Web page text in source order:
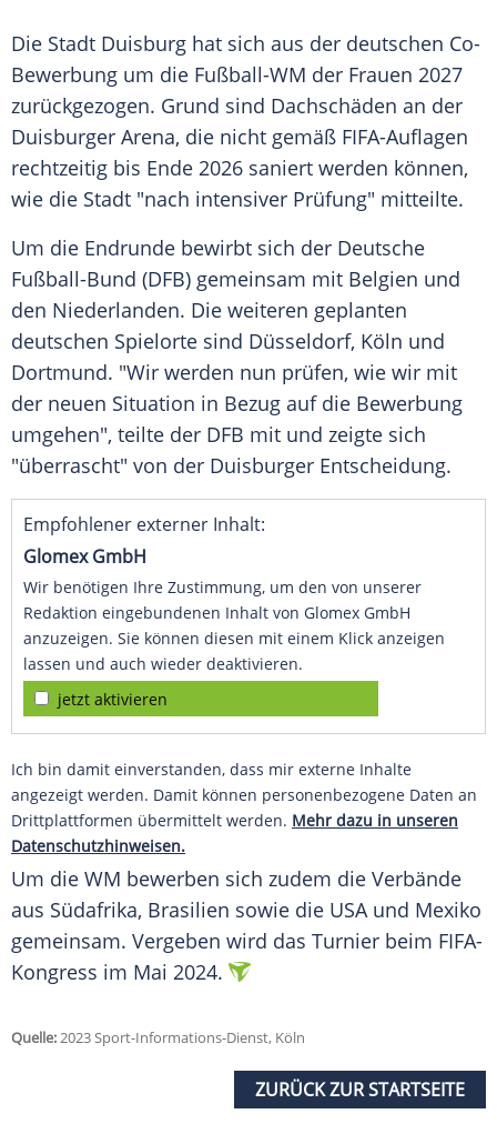
Die Stadt Duisburg hat sich aus der deutschen Co-
Bewerbung um die Fußball-WM der Frauen 2027
zurückgezogen. Grund sind Dachschäden an der
Duisburger Arena, die nicht gemäß FIFA-Auflagen
rechtzeitig bis Ende 2026 saniert werden können,
wie die Stadt "nach intensiver Prüfung" mitteilte.
Um die Endrunde bewirbt sich der Deutsche
Fußball-Bund (DFB) gemeinsam mit Belgien und
den Niederlanden. Die weiteren geplanten
deutschen Spielorte sind Düsseldorf, Köln und
Dortmund. "Wir werden nun prüfen, wie wir mit
der neuen Situation in Bezug auf die Bewerbung
umgehen", teilte der DFB mit und zeigte sich
"überrascht" von der Duisburger Entscheidung.
Empfohlener externer Inhalt:
Glomex GmbH
Wir benötigen Ihre Zustimmung, um den von unserer
Redaktion eingebundenen Inhalt von Glomex GmbH
anzuzeigen. Sie können diesen mit einem Klick anzeigen
lassen und auch wieder deaktivieren.
jetzt aktivieren
Ich bin damit einverstanden, dass mir externe Inhalte
angezeigt werden. Damit können personenbezogene Daten an
Drittplattformen übermittelt werden. Mehr dazu in unseren
Datenschutzhinweisen.
Um die WM bewerben sich zudem die Verbände
aus Südafrika, Brasilien sowie die USAund Mexiko
gemeinsam. Vergeben wird das Turnier beim FIFA-
Kongress im Mai 2024.
Quelle:2023 Sport-Informations-Dienst, Köln
ZURÜCK ZUR STARTSEITE